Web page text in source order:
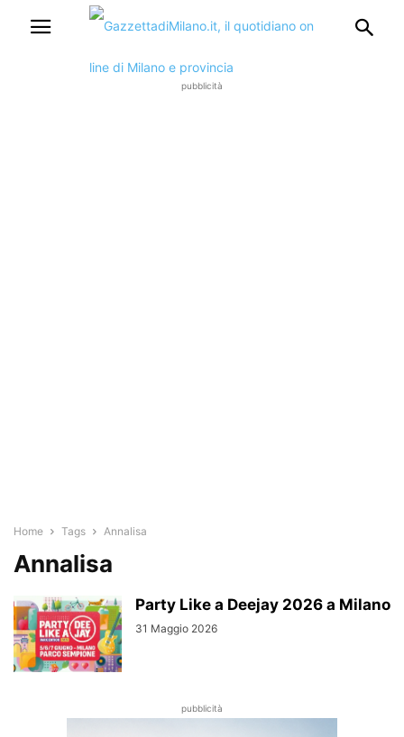
pubblicità
Home Tags Annalisa
Annalisa
Party Like a Deejay 2026 a Milano
31 Maggio 2026
pubblicità